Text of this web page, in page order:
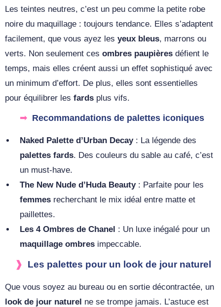
Les teintes neutres, c’est un peu comme la petite robe
noire du maquillage : toujours tendance. Elles s’adaptent
facilement, que vous ayez les yeux bleus, marrons ou
verts. Non seulement ces ombres paupières défient le
temps, mais elles créent aussi un effet sophistiqué avec
un minimum d’effort. De plus, elles sont essentielles
pour équilibrer les fards plus vifs.
Recommandations de palettes iconiques
Naked Palette d’Urban Decay: La légende des
palettes fards. Des couleurs du sable au café, c’est
un must-have.
The New Nude d’Huda Beauty: Parfaite pour les
femmes recherchant le mix idéal entre matte et
paillettes.
Les 4 Ombres de Chanel : Un luxe inégalé pour un
maquillage ombres impeccable.
Les palettes pour un look de jour naturel
Que vous soyez au bureau ou en sortie décontractée, un
look de jour naturel ne se trompe jamais. L’astuce est